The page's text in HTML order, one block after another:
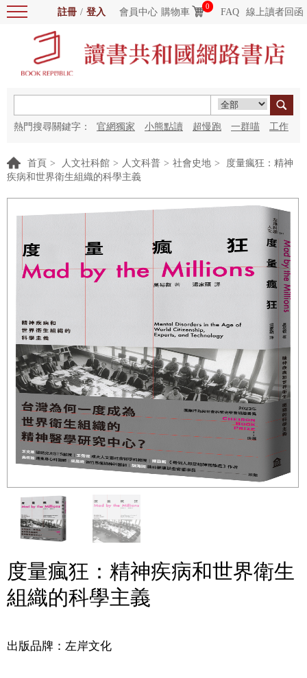
註冊 / 登入 會員中心 購物車
0
FAQ 線上讀者回函
熱門搜尋關鍵字： 官網獨家 小熊點讀 超慢跑 一群喵 工作
首頁 > 人文社科館 > 人文科普 > 社會史地 >
度量瘋狂：精神
疾病和世界衛生組織的科學主義
度量瘋狂：精神疾病和世界衛生
組織的科學主義
出版品牌：左岸文化